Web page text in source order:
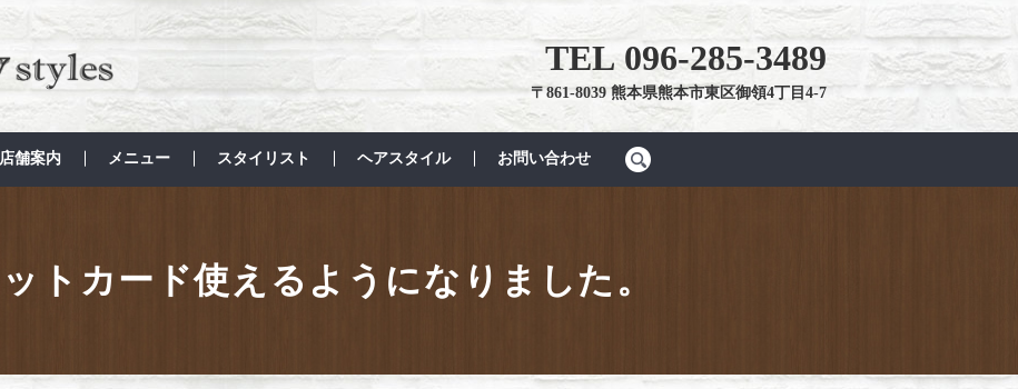
店舗案内 メニュー スタイリスト ヘアスタイル お問い合わせ search
TEL 096-285-3489
〒861-8039 熊本県熊本市東区御領4丁目4-7
トカード使えるようになりました。